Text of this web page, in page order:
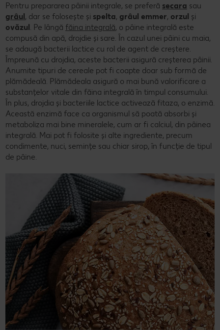
Pentru prepararea pâinii integrale, se preferă secara sau
grâul, dar se folosește și spelta, grâul emmer, orzul și
ovăzul . Pe lângă făina integrală, o pâine integrală este
compusă din apă, drojdie și sare. În cazul unei pâini cu maia,
se adaugă bacterii lactice cu rol de agent de creștere.
Împreună cu drojdia, aceste bacterii asigură creșterea pâinii.
Anumite tipuri de cereale pot fi coapte doar sub formă de
plămădeală. Plămădeala asigură o mai bună valorificare a
substanțelor vitale din făina integrală în timpul consumului.
În plus, drojdia și bacteriile lactice activează fitaza, o enzimă.
Această enzimă face ca organismul să poată absorbi și
metaboliza mai bine mineralele, cum ar fi calciul, din pâinea
integrală. Mai pot fi folosite și alte ingrediente, precum
condimente, nuci, semințe sau chiar sirop, în funcție de tipul
de pâine.